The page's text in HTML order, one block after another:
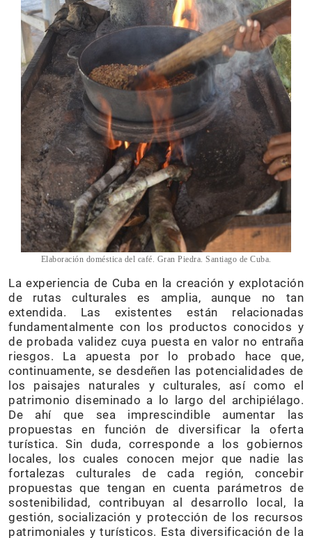
Elaboración doméstica del café. Gran Piedra. Santiago de Cuba.
La experiencia de Cuba en la creación y explotación
de rutas culturales es amplia, aunque no tan
extendida. Las existentes están relacionadas
fundamentalmente con los productos conocidos y
de probada validez cuya puesta en valor no entraña
riesgos. La apuesta por lo probado hace que,
continuamente, se desdeñen las potencialidades de
los paisajes naturales y culturales, así como el
patrimonio diseminado a lo largo del archipiélago.
De ahí que sea imprescindible aumentar las
propuestas en función de diversificar la oferta
turística. Sin duda, corresponde a los gobiernos
locales, los cuales conocen mejor que nadie las
fortalezas culturales de cada región, concebir
propuestas que tengan en cuenta parámetros de
sostenibilidad, contribuyan al desarrollo local, la
gestión, socialización y protección de los recursos
patrimoniales y turísticos. Esta diversificación de la